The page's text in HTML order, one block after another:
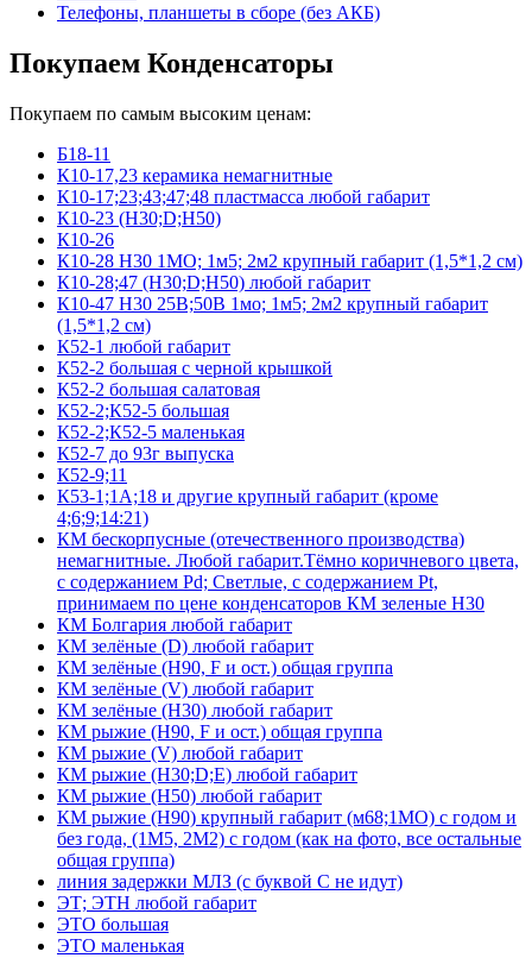
Телефоны, планшеты в сборе (без АКБ)
Покупаем Конденсаторы
Покупаем по самым высоким ценам:
Б18-11
К10-17,23 керамика немагнитные
К10-17;23;43;47;48 пластмасса любой габарит
К10-23 (Н30;D;Н50)
К10-26
К10-28 Н30 1МО; 1м5; 2м2 крупный габарит (1,5*1,2 см)
К10-28;47 (Н30;D;Н50) любой габарит
К10-47 Н30 25В;50В 1мо; 1м5; 2м2 крупный габарит
(1,5*1,2 см)
К52-1 любой габарит
К52-2 большая с черной крышкой
К52-2 большая салатовая
К52-2;К52-5 большая
К52-2;К52-5 маленькая
К52-7 до 93г выпуска
К52-9;11
К53-1;1А;18 и другие крупный габарит (кроме
4;6;9;14:21)
КМ бескорпусные (отечественного производства)
немагнитные. Любой габарит.Тёмно коричневого цвета,
с содержанием Pd; Светлые, с содержанием Pt,
принимаем по цене конденсаторов КМ зеленые Н30
КМ Болгария любой габарит
КМ зелёные (D) любой габарит
КМ зелёные (H90, F и ост.) общая группа
КМ зелёные (V) любой габарит
КМ зелёные (Н30) любой габарит
КМ рыжие (H90, F и ост.) общая группа
КМ рыжие (V) любой габарит
КМ рыжие (Н30;D;E) любой габарит
КМ рыжие (Н50) любой габарит
КМ рыжие (Н90) крупный габарит (м68;1МО) с годом и
без года, (1М5, 2М2) с годом (как на фото, все остальные
общая группа)
линия задержки МЛЗ (с буквой С не идут)
ЭТ; ЭТН любой габарит
ЭТО большая
ЭТО маленькая